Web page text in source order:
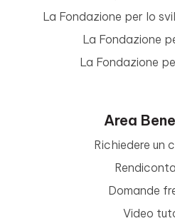
La Fondazione per lo
La Fondazione
La Fondazione
Area
Richiedere un
Domande
Video